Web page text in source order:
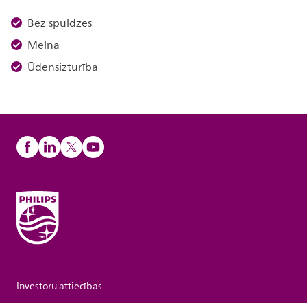
Bez spuldzes
Melna
Ūdensizturība
Investoru attiecības